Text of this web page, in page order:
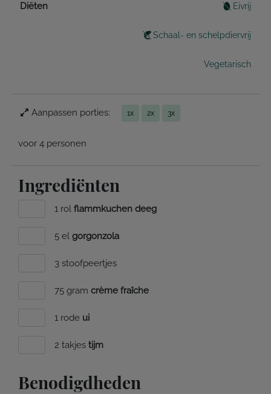
Diëten Eivrij
Schaal- en schelpdiervrij
Vegetarisch
Aanpassen porties: 1x 2x 3x
voor 4 personen
Ingrediënten
1 rol flammkuchen deeg
5 el gorgonzola
3 stoofpeertjes
75 gram crème fraîche
1 rode ui
2 takjes tijm
Benodigdheden